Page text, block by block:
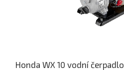
Honda WX 10 vodní čerpadlo